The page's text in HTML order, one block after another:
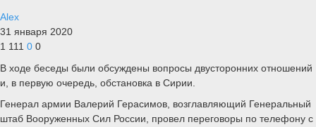
Alex
31 января 2020
1 111 0 0
В ходе беседы были обсуждены вопросы двусторонних отношений
и, в первую очередь, обстановка в Сирии.
Генерал армии Валерий Герасимов, возглавляющий Генеральный
штаб Вооруженных Сил России, провел переговоры по телефону с